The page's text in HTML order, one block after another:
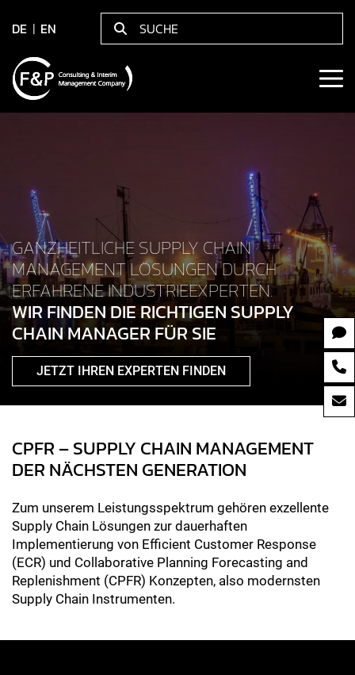
DE EN
GANZHEITLICHE SUPPLY CHAIN
MANAGEMENT LÖSUNGEN DURCH
ERFAHRENE INDUSTRIEEXPERTEN.
WIR FINDEN DIE RICHTIGEN SUPPLY
CHAIN MANAGER FÜR SIE
JETZT IHREN EXPERTEN FINDEN
CPFR – SUPPLY CHAIN MANAGEMENT
DER NÄCHSTEN GENERATION
Zum unserem Leistungsspektrum gehören exzellente
Supply Chain Lösungen zur dauerhaften
Implementierung von Efficient Customer Response
(ECR) und Collaborative Planning Forecasting and
Replenishment (CPFR) Konzepten, also modernsten
Supply Chain Instrumenten.